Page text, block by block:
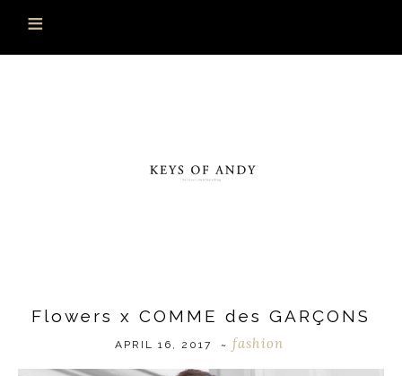
Flowers x COMME des GARÇONS
APRIL 16, 2017 ~ fashion